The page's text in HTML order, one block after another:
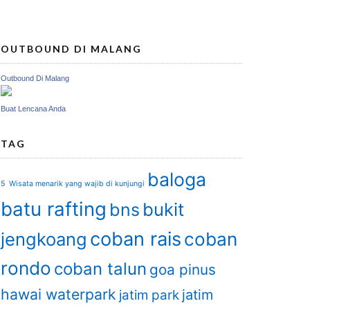
OUTBOUND DI MALANG
Outbound Di Malang
Buat Lencana Anda
TAG
5 Wisata menarik yang wajib di kunjungi baloga
batu rafting bns bukit
jengkoang coban raiscoban
rondo coban talun goa pinus
hawai waterpark jatim park jatim